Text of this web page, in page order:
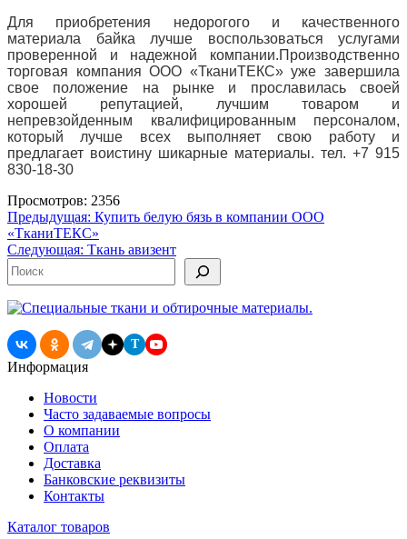
Для приобретения недорогого и качественного
материала байка лучше воспользоваться услугами
проверенной и надежной компании.Производственно
торговая компания ООО «ТканиТЕКС» уже завершила
свое положение на рынке и прославилась своей
хорошей репутацией, лучшим товаром и
непревзойденным квалифицированным персоналом,
который лучше всех выполняет свою работу и
предлагает воистину шикарные материалы. тел. +7 915
830-18-30
Просмотров: 2356
Навигация
по
записям
Предыдущая: Купить белую бязь в компании ООО
«ТканиТЕКС»
Следующая: Ткань авизент
Поиск
T
Информация
Новости
Часто задаваемые вопросы
О компании
Оплата
Доставка
Банковские реквизиты
Контакты
Каталог товаров